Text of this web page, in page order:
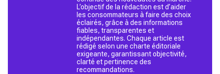
L’objectif de la rédaction est d’aider
les consommateurs à faire des choix
éclairés, grâce à des informations
fiables, transparentes et
indépendantes. Chaque article est
rédigé selon une charte éditoriale
exigeante, garantissant objectivité,
clarté et pertinence des
recommandations.